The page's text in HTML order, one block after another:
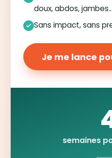
doux, abdos, jambes…
Sans impact, sans
Je me lance
semaines